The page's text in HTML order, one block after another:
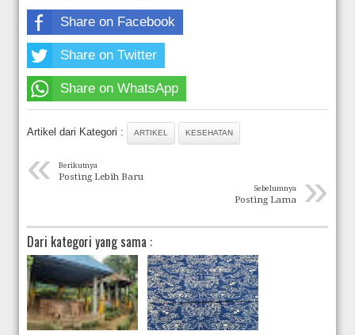
Share on Facebook
Share on Twitter
Share on WhatsApp
Artikel dari Kategori : ARTIKEL KESEHATAN
« Berikutnya
Posting Lebih Baru »
Sebelumnya
Posting Lama
Dari kategori yang sama :